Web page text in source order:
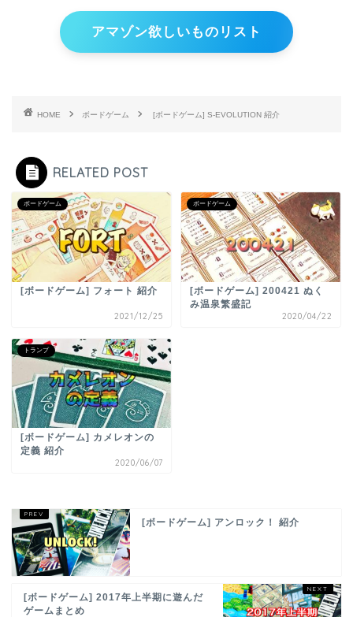
アマゾン欲しいものリスト
HOME ボードゲーム [ボードゲーム] S-EVOLUTION 紹介
RELATED POST
ボードゲーム
[ボードゲーム] フォート 紹介
2021/12/25
ボードゲーム
[ボードゲーム] 200421 ぬく
み温泉繁盛記
2020/04/22
トランプ
[ボードゲーム] カメレオンの
定義 紹介
2020/06/07
[ボードゲーム] アンロック！ 紹介
[ボードゲーム] 2017年上半期に遊んだ
ゲームまとめ